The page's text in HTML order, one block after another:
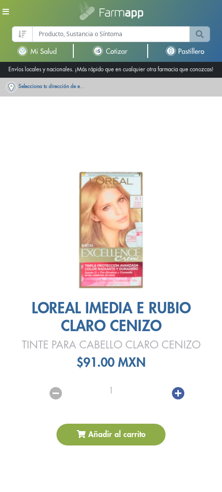
Envíos locales y nacionales. ¡Más rápido que en cualquier otra farmacia que conozcas!
Selecciona tu dirección de entrega
LOREAL IMEDIA E RUBIO
CLARO CENIZO
TINTE PARA CABELLO CLARO CENIZO
$91.00 MXN
1
Añadir al carrito